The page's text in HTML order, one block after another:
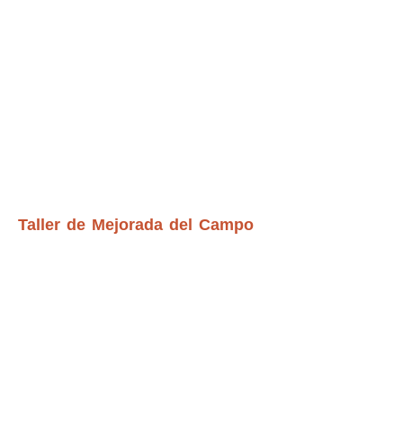
Taller de Mejorada del Campo